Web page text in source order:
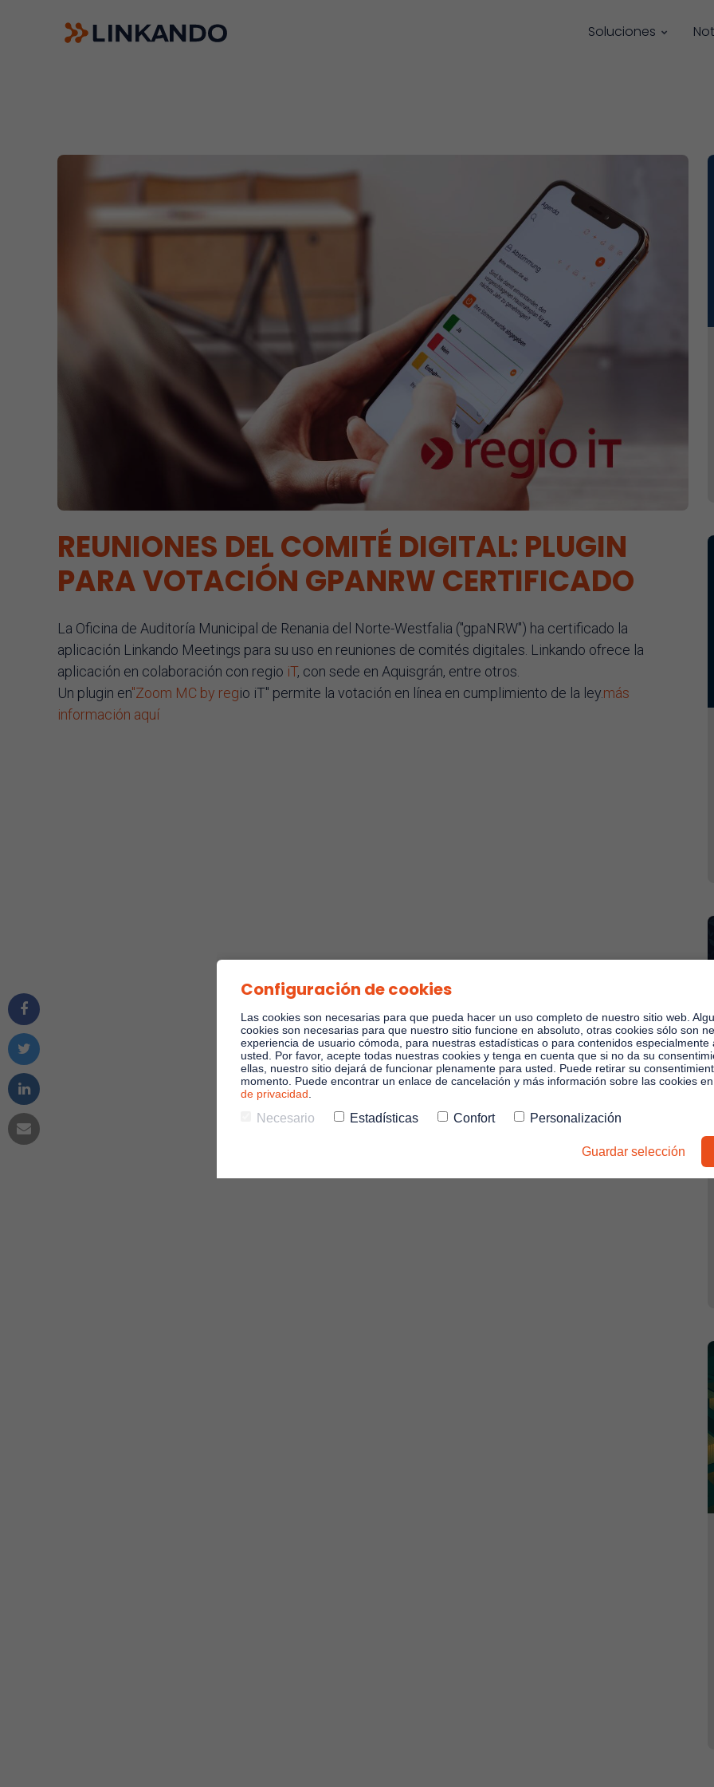
Soluciones
Linkando X (Telekom)
REUNIONES DEL COMITÉ DIGITAL: PLUGIN
PARA VOTACIÓN GPANRW CERTIFICADO
La Oficina de Auditoría Municipal de Renania del Norte-Westfalia ("gpaNRW") ha certificado la
aplicación Linkando Meetings para su uso en reuniones de comités digitales. Linkando ofrece la
aplicación en colaboración con regio iT, con sede en Aquisgrán, entre otros.
Un plugin en"Zoom MC by regio iT" permite la votación en línea en cumplimiento de la ley.más
información aquí
Configuración de cookies
Las cookies son necesarias para que pueda hacer un uso completo de nuestro sitio web.
cookies son necesarias para que nuestro sitio funcione en absoluto, otras cookies sólo son
experiencia de usuario cómoda, para nuestras estadísticas o para contenidos especialmente
usted. Por favor, acepte todas nuestras cookies y tenga en cuenta que si no da su
ellas, nuestro sitio dejará de funcionar plenamente para usted. Puede retirar su
momento. Puede encontrar un enlace de cancelación y más información sobre las cookies
de privacidad
Necesario Estadísticas Confort Personalización
Guardar selección